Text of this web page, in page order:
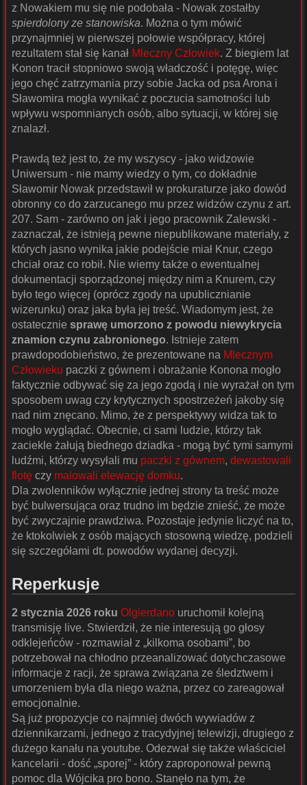
z Nowakiem mu się nie podobała - Nowak zostałby
spierdolony ze stanowiska. Można o tym mówić
przynajmniej w pierwszej połowie współpracy, której
rezultatem stał się kanał Mleczny Człowiek. Z biegiem lat
Konon tracił stopniowo swoją władczość i potęgę, więc
jego chęć zatrzymania przy sobie Jacka od psa Arona i
Sławomira mogła wynikać z poczucia samotności lub
wpływu wspomnianych osób, albo sytuacji, w której się
znalazł.
Prawdą też jest to, że my wszyscy - jako widzowie
Uniwersum - nie mamy wiedzy o tym, co dokładnie
Sławomir Nowak przedstawił w prokuraturze jako dowód
obronny co do zarzucanego mu przez widzów czynu z art.
207. Sam - zarówno on jak i jego pracownik Zalewski -
zaznaczał, że istnieją pewne niepublikowane materiały, z
których jasno wynika jakie podejście miał Knur, czego
chciał oraz co robił. Nie wiemy także o ewentualnej
dokumentacji sporządzonej między nim a Knurem, czy
było tego więcej (oprócz zgody na upublicznianie
wizerunku) oraz jaka była jej treść. Wiadomym jest, że
ostatecznie sprawę umorzono z powodu niewykrycia
znamion czynu zabronionego. Istnieje zatem
prawdopodobieństwo, że prezentowane na Mlecznym
Człowieku paczki z gównem i obrażanie Konona mogło
faktycznie odbywać się za jego zgodą i nie wyrażał on tym
sposobem uwag czy krytycznych spostrzeżeń jakoby się
nad nim znęcano. Mimo, że z perspektywy widza tak to
mogło wyglądać. Obecnie, ci sami ludzie, którzy tak
zaciekle żałują biednego dziadka - mogą być tymi samymi
ludźmi, którzy wysyłali mu paczki z gównem, dewastowali
flotę czy malowali elewację domku.
Dla zwolenników wyłącznie jednej strony ta treść może
być bulwersująca oraz trudno im będzie znieść, że może
być zwyczajnie prawdziwa. Pozostaje jedynie liczyć na to,
że ktokolwiek z osób mających stosowną wiedzę, podzieli
się szczegółami dt. powodów wydanej decyzji.
Reperkusje
2 stycznia 2026 roku Olgierdano uruchomił kolejną
transmisję live. Stwierdził, że nie interesują go głosy
odklejeńców - rozmawiał z „kilkoma osobami”, bo
potrzebował na chłodno przeanalizować dotychczasowe
informacje z racji, że sprawa związana ze śledztwem i
umorzeniem była dla niego ważna, przez co zareagował
emocjonalnie.
Są już propozycje co najmniej dwóch wywiadów z
dziennikarzami, jednego z tracydyjnej telewizji, drugiego z
dużego kanału na youtube. Odezwał się także właściciel
kancelarii - dość „sporej” - który zaproponował pewną
pomoc dla Wójcika pro bono. Stanęło na tym, że